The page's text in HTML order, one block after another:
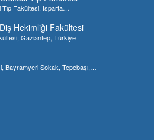
Fakültesi, Isparta
Hekimliği Fakültesi
Gaziantep, Türkiye
Bayramyeri Sokak, Tepebaşı,